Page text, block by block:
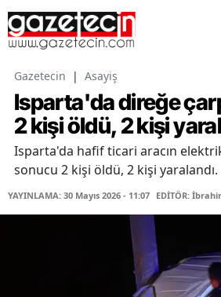
Gazetecin | Asayiş
Isparta'da direğe
2 kişi öldü, 2 kişi
Isparta'da hafif ticari aracın
sonucu 2 kişi öldü, 2 kişi yaralandı.
YAYINLAMA: 30 Mayıs 2026 - 11:07 EDİTÖR: